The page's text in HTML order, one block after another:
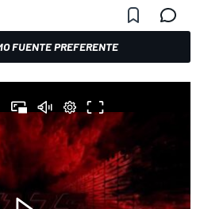
FUENTE PREFERENTE